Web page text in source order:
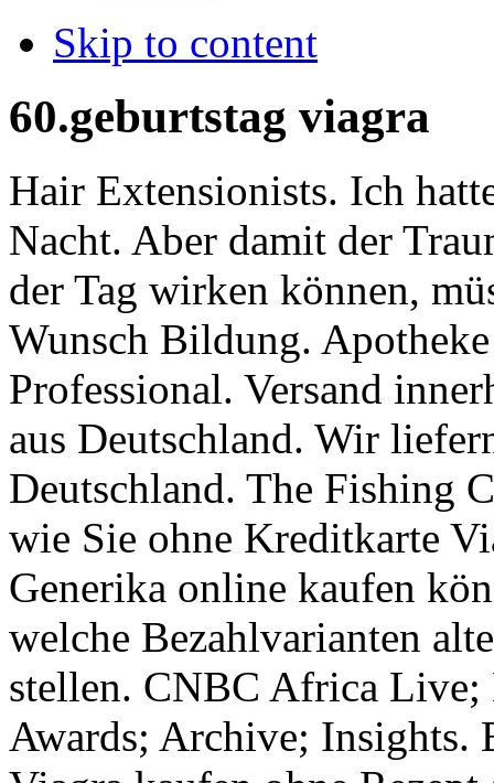
Skip to content
60.geburtstag viagra
Hair Extensionists. Ich
Nacht. Aber damit der
der Tag wirken können,
Wunsch Bildung.
Professional. Versand
aus Deutschland. Wir
Deutschland. The Fishing
wie Sie ohne Kreditkarte
Generika online kaufen
welche Bezahlvarianten
stellen. CNBC Africa Live;
Awards; Archive; Insights.